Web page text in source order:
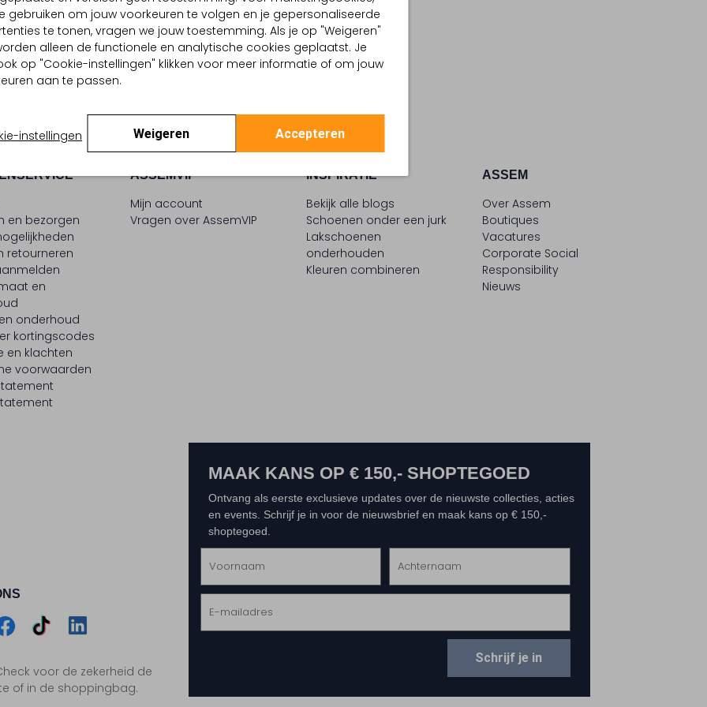
gebruiken om jouw voorkeuren te volgen en je gepersonaliseerde
te tonen, vragen we jouw toestemming. Als je op "Weigeren"
alleen de functionele en analytische cookies geplaatst. Je
op "Cookie-instellingen" klikken voor meer informatie of om jouw
aan te passen.
instellingen Weigeren Accepteren
€ 181,99
en bezorgen
retourneren
en
onderhoud
kortingscodes
en klachten
voorwaarden
ASSEMVIP
Mijn account
Vragen over AssemVIP
INSPIRATIE
Bekijk alle blogs
Schoenen onder een jurk
Lakschoenen
onderhouden
Kleuren combineren
ASSEM
Over Assem
Boutiques
Vacatures
Corporate Social
Responsibility
Nieuws
TikTokLinkedIn
voor de zekerheid de
of in de shoppingbag.
MAAK KANS OP € 150,- SHOPTEGOED
Ontvang als eerste exclusieve updates over de nieuwste collecties, acties
en events. Schrijf je in voor de nieuwsbrief en maak kans op € 150,-
shoptegoed.
Schrijf je in